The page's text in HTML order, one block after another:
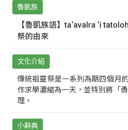
魯凱族
【魯凱族語】ta‘avalra ‘i
祭的由來
文化介紹
傳統祖靈祭是一系列為期四個月
作求學濃縮為一天，並特別將「
理。
小辭典